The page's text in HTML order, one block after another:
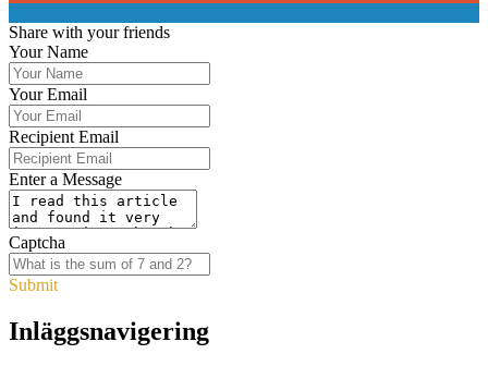
Share with your friends
Your Name
Your Email
Recipient Email
Enter a Message
Captcha
Submit
Inläggsnavigering